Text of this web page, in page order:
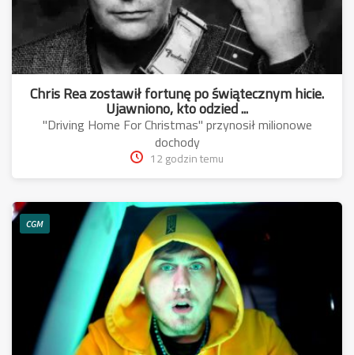
Chris Rea zostawił fortunę po świątecznym hicie.
Ujawniono, kto odzied ...
"Driving Home For Christmas" przynosił milionowe
dochody
12 godzin temu
CGM